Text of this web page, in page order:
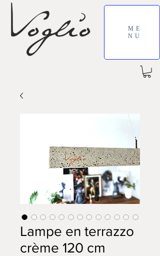
ME
NU
Lampe en terrazzo
crème 120 cm